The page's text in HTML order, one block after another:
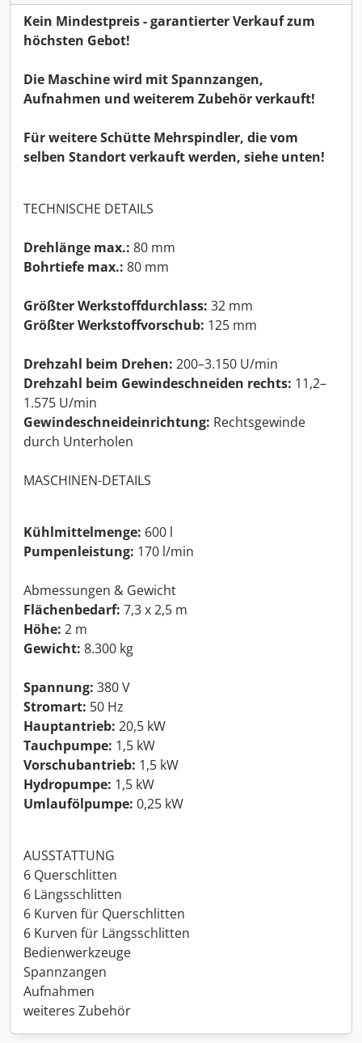
Kein Mindestpreis - garantierter Verkauf zum
höchsten Gebot!
Die Maschine wird mit Spannzangen,
Aufnahmen und weiterem Zubehör verkauft!
Für weitere Schütte Mehrspindler, die vom
selben Standort verkauft werden, siehe unten!
TECHNISCHE DETAILS
Drehlänge max.: 80 mm
Bohrtiefe max.: 80 mm
Größter Werkstoffdurchlass: 32 mm
Größter Werkstoffvorschub: 125 mm
Drehzahl beim Drehen: 200–3.150 U/min
Drehzahl beim Gewindeschneiden rechts: 11,2–
1.575 U/min
Gewindeschneideinrichtung: Rechtsgewinde
durch Unterholen
MASCHINEN-DETAILS
Kühlmittelmenge: 600 l
Pumpenleistung: 170 l/min
Abmessungen & Gewicht
Flächenbedarf: 7,3 x 2,5 m
Höhe: 2 m
Gewicht: 8.300 kg
Spannung: 380 V
Stromart: 50 Hz
Hauptantrieb: 20,5 kW
Tauchpumpe: 1,5 kW
Vorschubantrieb: 1,5 kW
Hydropumpe: 1,5 kW
Umlaufölpumpe: 0,25 kW
AUSSTATTUNG
6 Querschlitten
6 Längsschlitten
6 Kurven für Querschlitten
6 Kurven für Längsschlitten
Bedienwerkzeuge
Spannzangen
Aufnahmen
weiteres Zubehör